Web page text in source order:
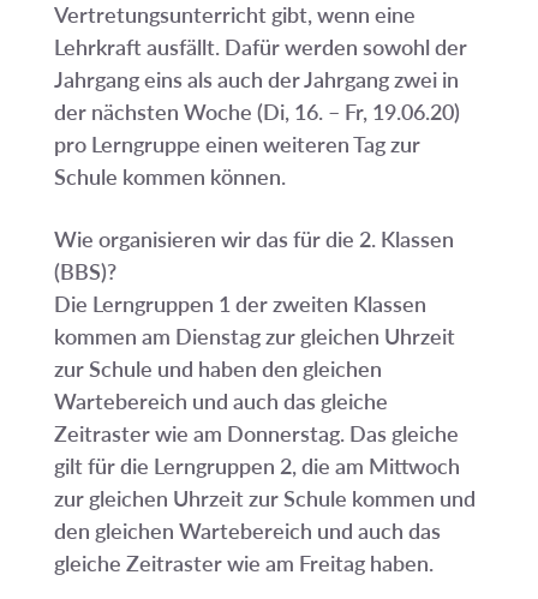
Vertretungsunterricht gibt, wenn eine
Lehrkraft ausfällt. Dafür werden sowohl der
Jahrgang eins als auch der Jahrgang zwei in
der nächsten Woche (Di, 16. – Fr, 19.06.20)
pro Lerngruppe einen weiteren Tag zur
Schule kommen können.
Wie organisieren wir das für die 2. Klassen
(BBS)?
Die Lerngruppen 1 der zweiten Klassen
kommen am Dienstag zur gleichen Uhrzeit
zur Schule und haben den gleichen
Wartebereich und auch das gleiche
Zeitraster wie am Donnerstag. Das gleiche
gilt für die Lerngruppen 2, die am Mittwoch
zur gleichen Uhrzeit zur Schule kommen und
den gleichen Wartebereich und auch das
gleiche Zeitraster wie am Freitag haben.